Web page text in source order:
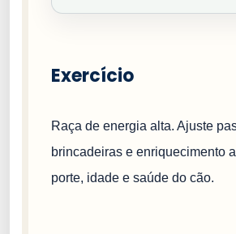
Exercício
Raça de energia alta. Ajuste
brincadeiras e enriquecimento
porte, idade e saúde do cão.